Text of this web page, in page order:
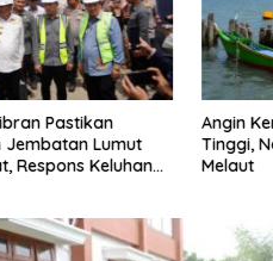
Pastikan
Jembatan Lumut
Respons Keluhan
Angin
Tinggi,
Melaut